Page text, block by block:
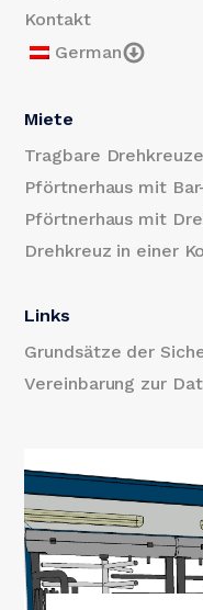
Kontakt
German
Miete
Tragbare Drehkreuze
Pförtnerhaus mit
Pförtnerhaus mit
Drehkreuz in einer
Links
Grundsätze der
Vereinbarung zur